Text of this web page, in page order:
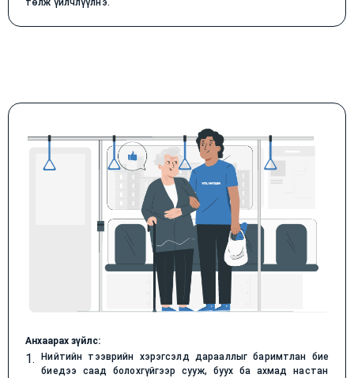
Анхаарах зүйлс:
1.
Нийтийн тээврийн хэрэгсэлд дарааллыг баримтлан бие
биедээ саад болохгүйгээр сууж, буух ба ахмад настан